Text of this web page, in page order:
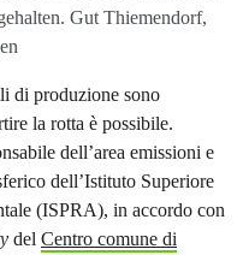
Gut Thiemendorf,
di produzione sono
la rotta è possibile.
dell’area emissioni e
dell’Istituto Superiore
(ISPRA), in accordo con
del Centro comune di